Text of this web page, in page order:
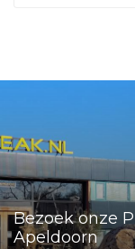
Bezoek onze
Apeldoorn